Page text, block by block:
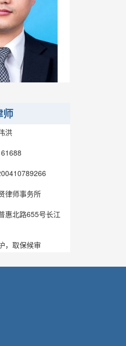
师
洪
律师事务所
惠北路655号长江
，取保候审